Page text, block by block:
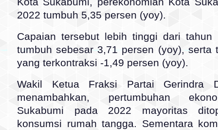
2022 tumbuh 5,35 persen (yoy).
Capaian tersebut lebih tinggi dari tahun
tumbuh sebesar 3,71 persen (yoy), serta
yang terkontraksi -1,49 persen (yoy).
Wakil Ketua Fraksi Partai Gerindra
menambahkan, pertumbuhan
Sukabumi pada 2022 mayoritas
konsumsi rumah tangga. Sementara